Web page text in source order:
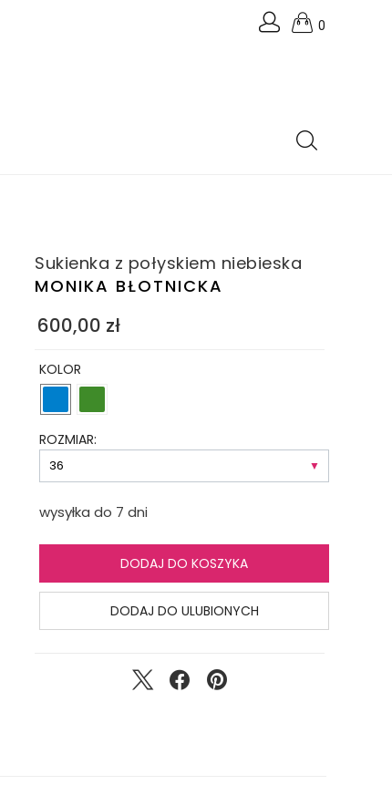
0
Sukienka z połyskiem niebieska
MONIKA BŁOTNICKA
600,00 zł
KOLOR
ROZMIAR:
wysyłka do 7 dni
DODAJ DO KOSZYKA
DODAJ DO ULUBIONYCH